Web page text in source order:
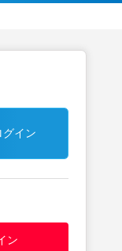
グイン
ン